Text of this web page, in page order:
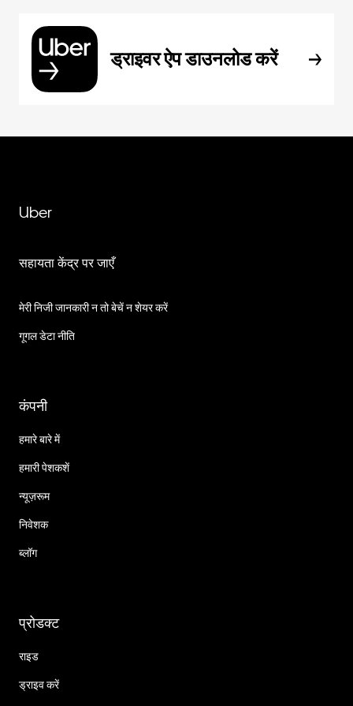
ड्राइवर ऐप डाउनलोड करें
Uber
सहायता केंद्र पर जाएँ
मेरी निजी जानकारी न तो बेचें न शेयर करें
गूगल डेटा नीति
कंपनी
हमारे बारे में
हमारी पेशकशें
न्यूज़रूम
निवेशक
ब्लॉग
प्रोडक्ट
राइड
ड्राइव करें